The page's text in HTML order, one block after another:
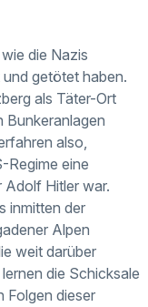
die Nazis
getötet haben.
als Täter-Ort
Bunkeranlagen
also,
Regime eine
Hitler war.
inmitten der
Alpen
weit darüber
die Schicksale
Folgen dieser